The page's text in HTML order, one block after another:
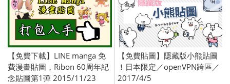
【免費下載】LINE manga 免
費漫畫貼圖，Ribon 60周年紀
念貼圖第1彈 2015/11/23
【免費貼圖】隱藏版小熊貼圖
！日本限定／openVPN跨區／
2017/4/5